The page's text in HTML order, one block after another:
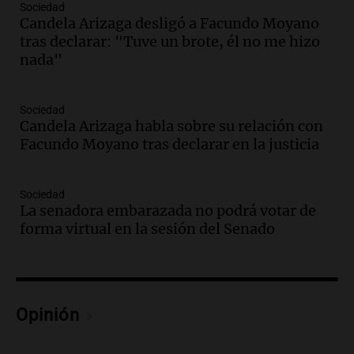
Panorama Federal
Episodios
Audio.Inviolabilidad de la propiedad
privada: el ruido que tapa cosas
Editorial
Episodios
Audio.Lanzaron una campaña para que
La Argentina Posible
Episodios
bandera de la universidad
Episodios
Sociedad
Candela Arizaga desligó a Facundo Moyano
tras declarar: "Tuve un brote, él no me hizo
nada"
Sociedad
Candela Arizaga habla sobre su relación con
Facundo Moyano tras declarar en la justicia
Sociedad
La senadora embarazada no podrá votar de
forma virtual en la sesión del Senado
Opinión